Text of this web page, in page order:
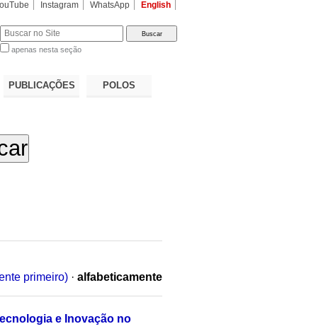
Instagram WhatsApp English
apenas nesta seção
PUBLICAÇÕES POLOS
primeiro) · alfabeticamente
e Inovação no